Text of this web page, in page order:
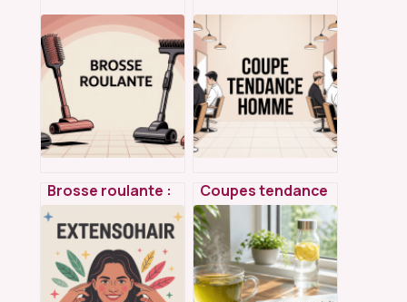
Brosse roulante :
comment choisir le
bon modèle pour
vos besoins
Coupes tendance
homme : les
meilleures idées
pour changer de
style sans faux
pas